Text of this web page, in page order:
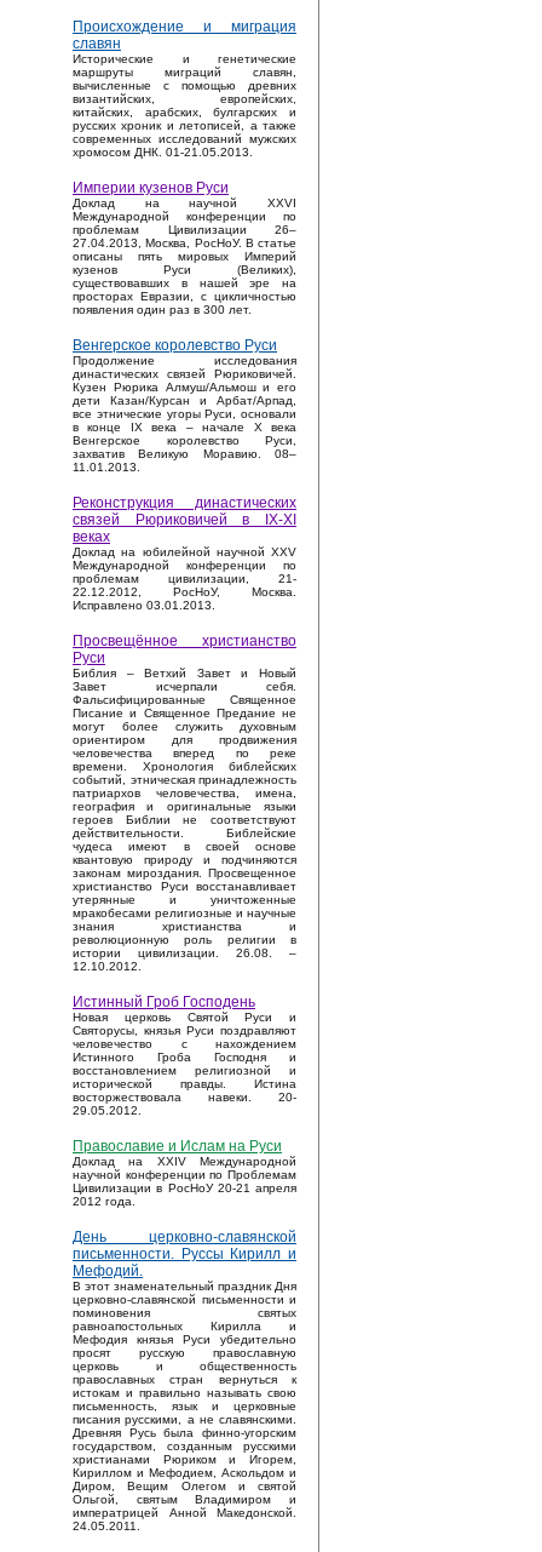
Происхождение и миграция
славян
Исторические и генетические
маршруты миграций славян,
вычисленные с помощью древних
византийских, европейских,
китайских, арабских, булгарских и
русских хроник и летописей, а также
современных исследований мужских
хромосом ДНК. 01-21.05.2013.
Империи кузенов Руси
Доклад на научной XXVI
Международной конференции по
проблемам Цивилизации 26–
27.04.2013, Москва, РосНоУ. В статье
описаны пять мировых Империй
кузенов Руси (Великих),
существовавших в нашей эре на
просторах Евразии, с цикличностью
появления один раз в 300 лет.
Венгерское королевство Руси
Продолжение исследования
династических связей Рюриковичей.
Кузен Рюрика Алмуш/Альмош и его
дети Казан/Курсан и Арбат/Арпад,
все этнические угоры Руси, основали
в конце IX века – начале X века
Венгерское королевство Руси,
захватив Великую Моравию. 08–
11.01.2013.
Реконструкция династических
связей Рюриковичей в IX-XI
веках
Доклад на юбилейной научной XXV
Международной конференции по
проблемам цивилизации, 21-
22.12.2012, РосНоУ, Москва.
Исправлено 03.01.2013.
Просвещённое христианство
Руси
Библия – Ветхий Завет и Новый
Завет исчерпали себя.
Фальсифицированные Священное
Писание и Священное Предание не
могут более служить духовным
ориентиром для продвижения
человечества вперед по реке
времени. Хронология библейских
событий, этническая принадлежность
патриархов человечества, имена,
география и оригинальные языки
героев Библии не соответствуют
действительности. Библейские
чудеса имеют в своей основе
квантовую природу и подчиняются
законам мироздания. Просвещенное
христианство Руси восстанавливает
утерянные и уничтоженные
мракобесами религиозные и научные
знания христианства и
революционную роль религии в
истории цивилизации. 26.08. –
12.10.2012.
Истинный Гроб Господень
Новая церковь Святой Руси и
Святорусы, князья Руси поздравляют
человечество с нахождением
Истинного Гроба Господня и
восстановлением религиозной и
исторической правды. Истина
восторжествовала навеки. 20-
29.05.2012.
Православие и Ислам на Руси
Доклад на XXIV Международной
научной конференции по Проблемам
Цивилизации в РосНоУ 20-21 апреля
2012 года.
День церковно-славянской
письменности. Руссы Кирилл и
Мефодий.
В этот знаменательный праздник Дня
церковно-славянской письменности и
поминовения святых
равноапостольных Кирилла и
Мефодия князья Руси убедительно
просят русскую православную
церковь и общественность
православных стран вернуться к
истокам и правильно называть свою
письменность, язык и церковные
писания русскими, а не славянскими.
Древняя Русь была финно-угорским
государством, созданным русскими
христианами Рюриком и Игорем,
Кириллом и Мефодием, Аскольдом и
Диром, Вещим Олегом и святой
Ольгой, святым Владимиром и
императрицей Анной Македонской.
24.05.2011.